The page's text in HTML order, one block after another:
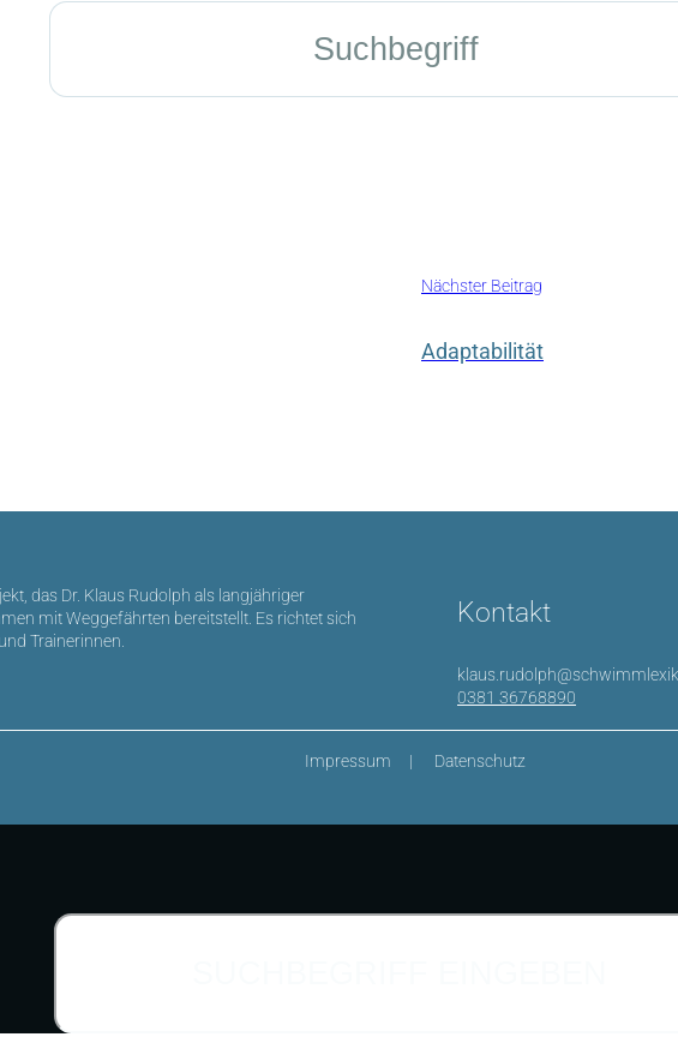
Suchen
Nächster Beitrag
Adaptabilität
das Dr. Klaus Rudolph als langjähriger
mit Weggefährten bereitstellt. Es richtet sich
Trainerinnen.
Kontakt
0381 36768890
Impressum Datenschutz
Suchen